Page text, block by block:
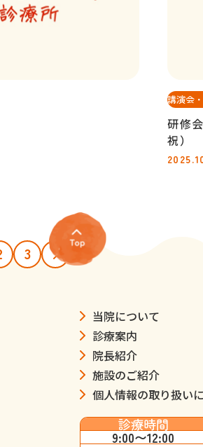
講演会
研修
祝）
3
当院について
診療案内
院長紹介
施設のご紹介
個人情報の取り扱い
診療時間
9:00〜12:00